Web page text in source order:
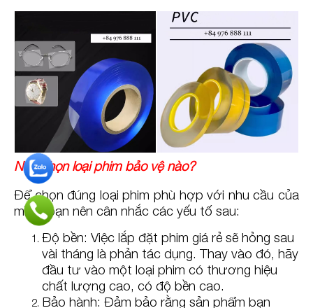
Nên chọn loại phim bảo vệ nào?
Để chọn đúng loại phim phù hợp với nhu cầu của
mình, bạn nên cân nhắc các yếu tố sau:
Độ bền: Việc lắp đặt phim giá rẻ sẽ hỏng sau
vài tháng là phản tác dụng. Thay vào đó, hãy
đầu tư vào một loại phim có thương hiệu
chất lượng cao, có độ bền cao.
Bảo hành: Đảm bảo rằng sản phẩm bạn